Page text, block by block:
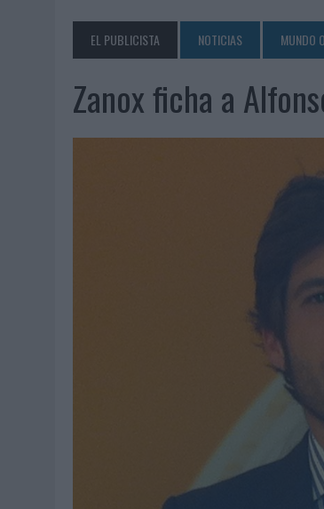
06/08/2026 | ‘LA VUELTA’, DE FENOMENAL PARA
SIETE DE CADA DIEZ EMPRESAS
06/08/2026
EL MERCADO PUBLICITARIO CAE UN
EL USO DE LA IA GENERATIVA
SYSTEM1 NOMBRA A KIMBERLY
FRIGO Y UNIQLO LANZAN UNA
BEON WORLDWIDE LANZA RAÍZ
LOPESAN HOTELS & RESORTS
LUIS ARQUILLOS (BURGO DE ARIAS):
‘EL PARAÍSO MÁS CERCA’, DE
‘LA ÚNICA CERVEZA DEL MUNDO QUE
‘EL FÚTBOL SIN LAS PERSONAS’, DE
EL PUBLICISTA NOTICIAS MUNDO
Zanox ficha a